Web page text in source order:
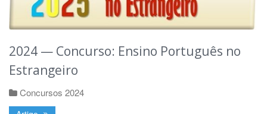
2024 — Concurso: Ensino Português no
Estrangeiro
Concursos 2024